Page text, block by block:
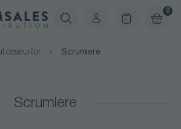
0
deseurilor Scrumiere
Scrumiere